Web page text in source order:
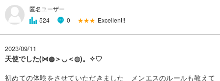
匿名ユーザー
524
0 ★★★ Excellent!!
2023/09/11
天使でした(⋈◍＞◡＜◍)。✧♡
初めての体験をさせていただきました メンエスのルールも教えて